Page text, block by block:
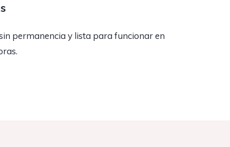
permanencia y lista para funcionar en